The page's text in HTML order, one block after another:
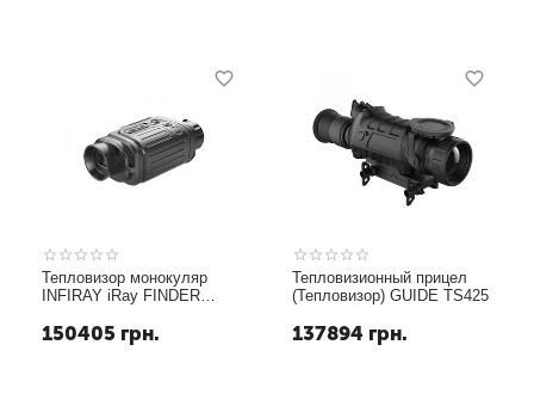
Теп­ло­ви­зор монокуляр
INFIRAY iRay FINDER
150405 грн.
Тепловизионный прицел
(Тепловизор) GUIDE TS425
137894 грн.